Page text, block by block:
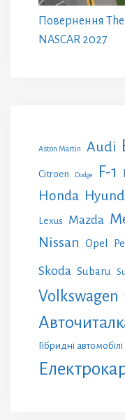
Повернення The
NASCAR 2027
Aston Martin Audi
Citroen Dodge F-1
Honda
Lexus Mazda
Nissan Opel
Skoda Subaru
Volkswagen
Гібридні автомобілі